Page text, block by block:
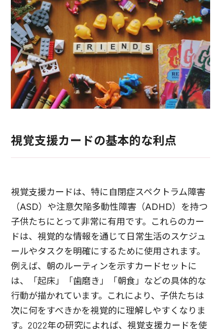
視覚支援カードの基本的な利点
視覚支援カードは、特に自閉症スペクトラム障害
（ASD）や注意欠陥多動性障害（ADHD）を持つ
子供たちにとって非常に有用です。これらのカー
ドは、視覚的な情報を通じて日常生活のスケジュ
ールやタスクを明確にするために使用されます。
例えば、朝のルーティンを示すカードセットに
は、「起床」「歯磨き」「朝食」などの具体的な
行動が描かれています。これにより、子供たちは
次に何をすべきかを視覚的に理解しやすくなりま
す。2022年の研究によれば、視覚支援カードを使